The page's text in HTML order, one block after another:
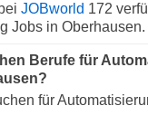
JOBworld 172
Jobs in Oberhausen.
Berufe für
für